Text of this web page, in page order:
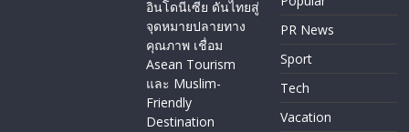
อินโดนีเซีย ดันไทยสู่
จุดหมายปลายทาง
คุณภาพ เชื่อม
Asean Tourism
และ Muslim-
Friendly
Destination
PR News
Sport
Tech
Vacation